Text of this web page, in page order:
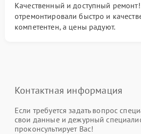
Качественный и доступный
отремонтировали быстро и
компетентен, а цены радуют.
Контактная информация
Если требуется задать вопрос
свои данные и дежурный
проконсультирует Вас!